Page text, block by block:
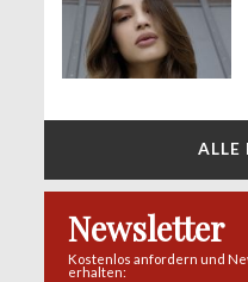
ALLE
Newsletter
Kostenlos anfordern und
erhalten: